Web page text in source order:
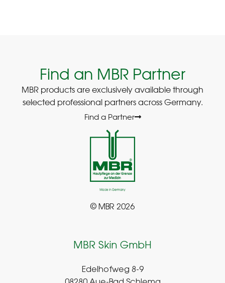
Find an MBR Partner
MBR products are exclusively available through
selected professional partners across Germany.
Find a Partner
© MBR 2026
MBR Skin GmbH
Edelhofweg 8-9